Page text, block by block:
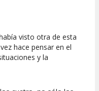
10
visto otra de esta
hace pensar en el
y la